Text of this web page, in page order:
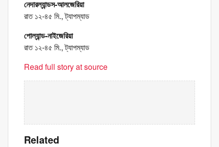
নেদারল্যান্ডস-আলজেরিয়া
রাত ১২-৪৫ মি., ট্যাপম্যাড
পোল্যান্ড-নাইজেরিয়া
রাত ১২-৪৫ মি., ট্যাপম্যাড
Read full story at source
Related